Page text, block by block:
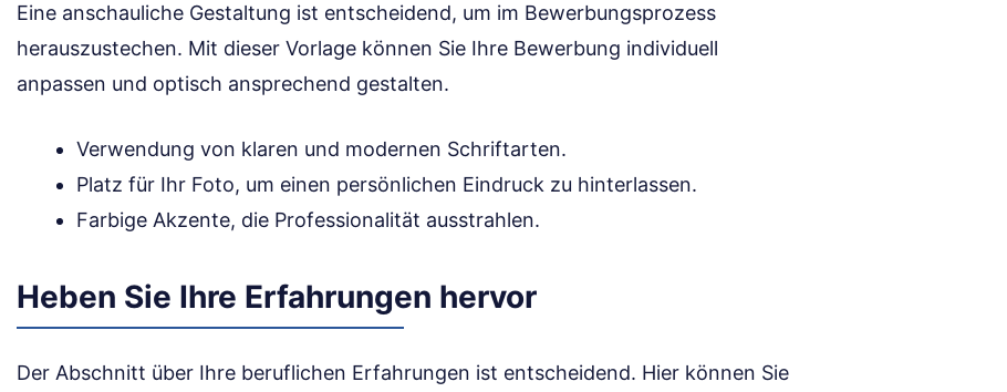
Eine anschauliche Gestaltung ist entscheidend, um im Bewerbungsprozess
herauszustechen. Mit dieser Vorlage können Sie Ihre Bewerbung individuell
anpassen und optisch ansprechend gestalten.
Verwendung von klaren und modernen Schriftarten.
Platz für Ihr Foto, um einen persönlichen Eindruck zu hinterlassen.
Farbige Akzente, die Professionalität ausstrahlen.
Heben Sie Ihre Erfahrungen hervor
Der Abschnitt über Ihre beruflichen Erfahrungen ist entscheidend. Hier können Sie